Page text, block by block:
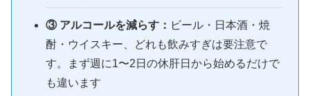
③ アルコールを減らす： ビール・日本酒・焼
酎・ウイスキー、どれも飲みすぎは要注意で
す。まず週に1〜2日の休肝日から始めるだけで
も違います